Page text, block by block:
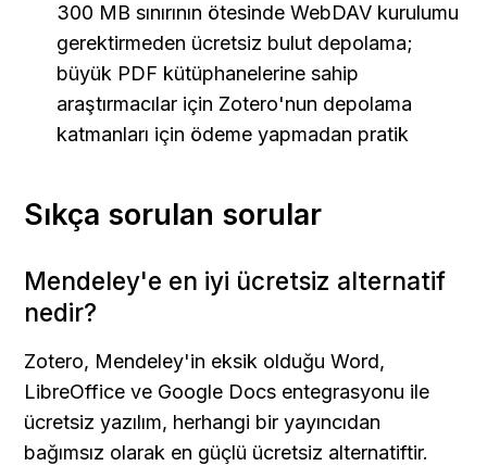
300 MB sınırının ötesinde WebDAV kurulumu
gerektirmeden ücretsiz bulut depolama;
büyük PDF kütüphanelerine sahip
araştırmacılar için Zotero'nun depolama
katmanları için ödeme yapmadan pratik
Sıkça sorulan sorular
Mendeley'e en iyi ücretsiz alternatif
nedir?
Zotero, Mendeley'in eksik olduğu Word,
LibreOffice ve Google Docs entegrasyonu ile
ücretsiz yazılım, herhangi bir yayıncıdan
bağımsız olarak en güçlü ücretsiz alternatiftir.